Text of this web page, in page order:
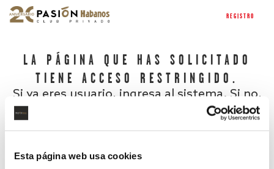
Esta página web usa cookies
REGISTRO
LA PÁGINA QUE HAS SOLICITADO
TIENE ACCESO RESTRINGIDO.
Si ya eres usuario, ingresa al sistema. Si no,